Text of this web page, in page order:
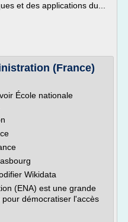
et des applications du...
(France)
École nationale
Wikidata
(ENA) est une grande
démocratiser l'accès